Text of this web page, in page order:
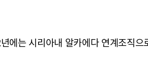
에는 시리아내 알카에다 연계조직으